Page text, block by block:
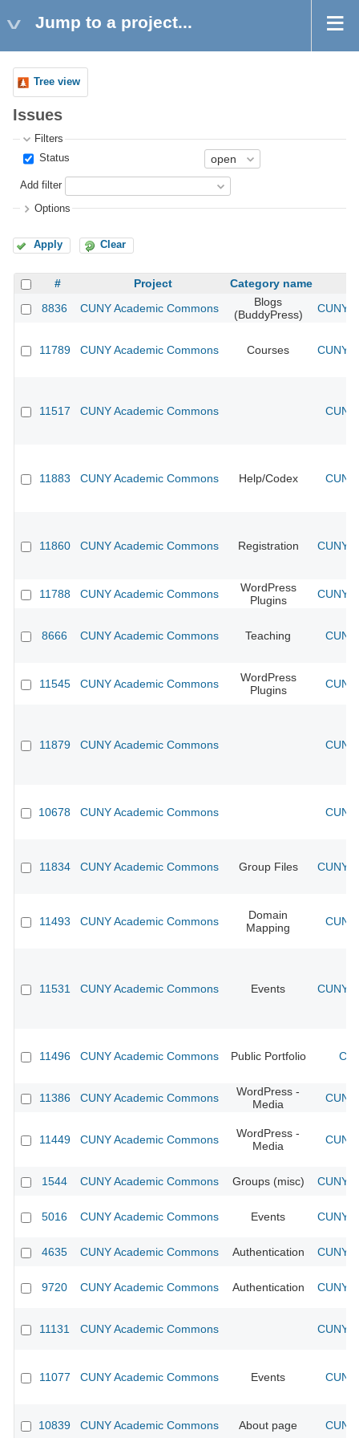
Jump to a project...
Tree view
Issues
Filters
Status
Add filter
Options
Apply Clear
# Project
Category name
8836
CUNY Academic Commons
Blogs
(BuddyPress)
CUNY
11789 CUNY Academic Commons Courses CUNY
11517 CUNY Academic Commons
11883 CUNY Academic Commons Help/Codex
11860 CUNY Academic Commons Registration CUNY
11788 CUNY Academic Commons
WordPress
Plugins
CUNY
8666 CUNY Academic Commons Teaching
11545 CUNY Academic Commons
WordPress
Plugins
11879 CUNY Academic Commons
10678 CUNY Academic Commons
11834 CUNY Academic Commons Group Files CUNY
11493 CUNY Academic Commons
Domain
Mapping
11531 CUNY Academic Commons Events CUNY
11496 CUNY Academic Commons Public Portfolio
11386 CUNY Academic Commons
WordPress -
Media
11449 CUNY Academic Commons
WordPress -
Media
1544 CUNY Academic Commons Groups (misc) CUNY
5016 CUNY Academic Commons Events CUNY
4635 CUNY Academic Commons Authentication CUNY
9720 CUNY Academic Commons Authentication CUNY
11131 CUNY Academic Commons CUNY
11077 CUNY Academic Commons Events
10839 CUNY Academic Commons About page